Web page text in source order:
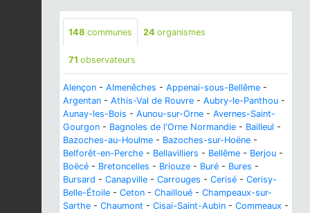
148 communes 24 organismes
71 observateurs
Alençon - Almenêches - Appenai-sous-Bellême -
Argentan - Athis-Val de Rouvre - Aubry-le-Panthou -
Aunay-les-Bois - Aunou-sur-Orne - Avernes-Saint-
Gourgon - Bagnoles de l'Orne Normandie - Bailleul -
Bazoches-au-Houlme - Bazoches-sur-Hoëne -
Belforêt-en-Perche - Bellavilliers - Bellême - Berjou -
Boëcé - Bretoncelles - Briouze - Buré - Bures -
Bursard - Canapville - Carrouges - Cerisé - Cerisy-
Belle-Étoile - Ceton - Chailloué - Champeaux-sur-
Sarthe - Chaumont - Cisai-Saint-Aubin - Commeaux -